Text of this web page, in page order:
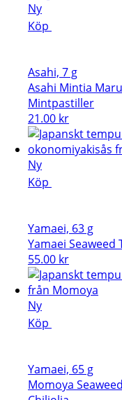
Ny
Köp
Asahi, 7 g
Asahi Mintia
Mintpastiller
21.00 kr
Ny
Köp
Yamaei, 63 g
Yamaei
55.00 kr
Ny
Köp
Yamaei, 65 g
Momoya